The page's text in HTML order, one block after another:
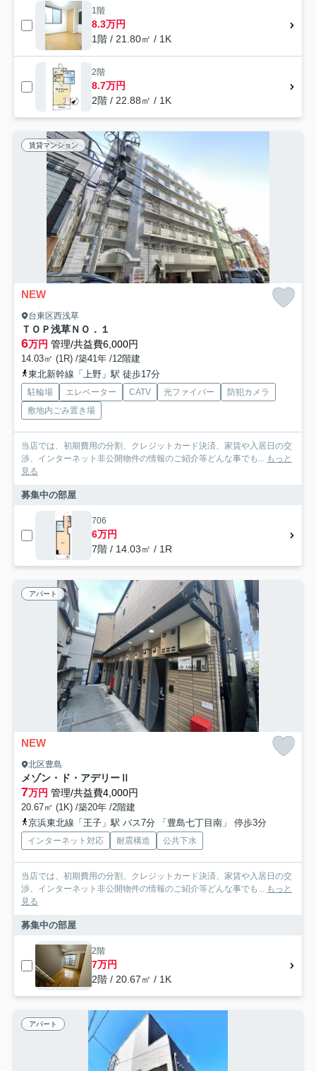
1階
8.3万円
1階 / 21.80㎡ / 1K
2階
8.7万円
2階 / 22.88㎡ / 1K
賃貸マンション
NEW
台東区西浅草
ＴＯＰ浅草ＮＯ．１
6万円 管理/共益費6,000円
14.03㎡ (1R) /築41年 /12階建
東北新幹線「上野」駅 徒歩17分
駐輪場 エレベーター CATV 光ファイバー
防犯カメラ
敷地内ごみ置き場
当店では、初期費用の分割、クレジットカード決済、家賃や入居日の交
渉、インターネット非公開物件の情報のご紹介等どんな事でも... もっと
見る
募集中の部屋
706
6万円
7階 / 14.03㎡ / 1R
アパート
NEW
北区豊島
メゾン・ド・アデリーⅡ
7万円 管理/共益費4,000円
20.67㎡ (1K) /築20年 /2階建
京浜東北線「王子」駅 バス7分 「豊島七丁目南」 停歩3分
インターネット対応 耐震構造 公共下水
当店では、初期費用の分割、クレジットカード決済、家賃や入居日の交
渉、インターネット非公開物件の情報のご紹介等どんな事でも... もっと
見る
募集中の部屋
2階
7万円
2階 / 20.67㎡ / 1K
アパート